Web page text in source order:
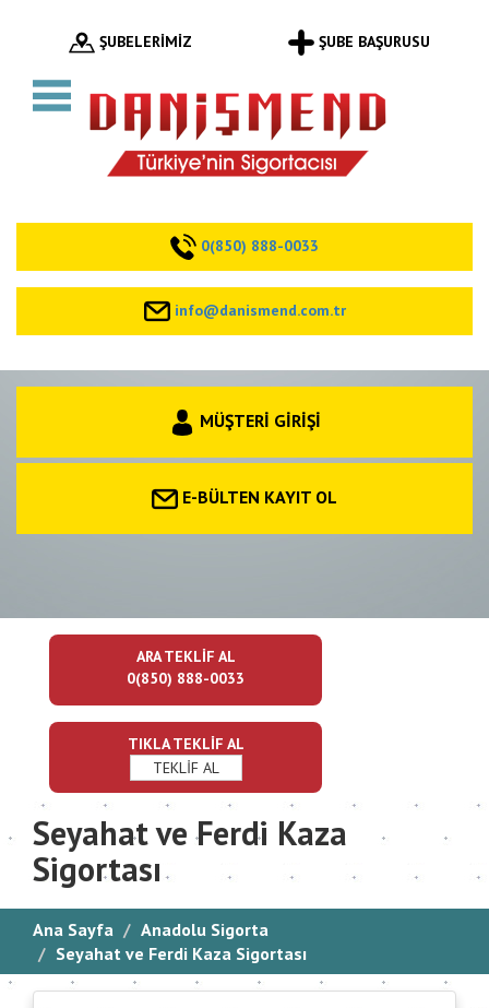
ŞUBELERİMİZ ŞUBE BAŞURUSU
0(850) 888-0033
info@danismend.com.tr
MÜŞTERİ GİRİŞİ
E-BÜLTEN KAYIT OL
ARA TEKLİF AL
0(850) 888-0033
TIKLA TEKLİF AL
TEKLİF AL
Seyahat ve Ferdi Kaza
Sigortası
Ana Sayfa
Anadolu Sigorta
Seyahat ve Ferdi Kaza Sigortası